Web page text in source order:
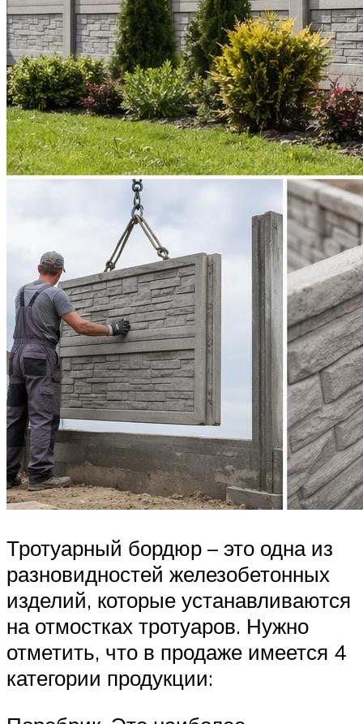
Тротуарный бордюр – это одна из
разновидностей железобетонных
изделий, которые устанавливаются
на отмостках тротуаров. Нужно
отметить, что в продаже имеется 4
категории продукции: